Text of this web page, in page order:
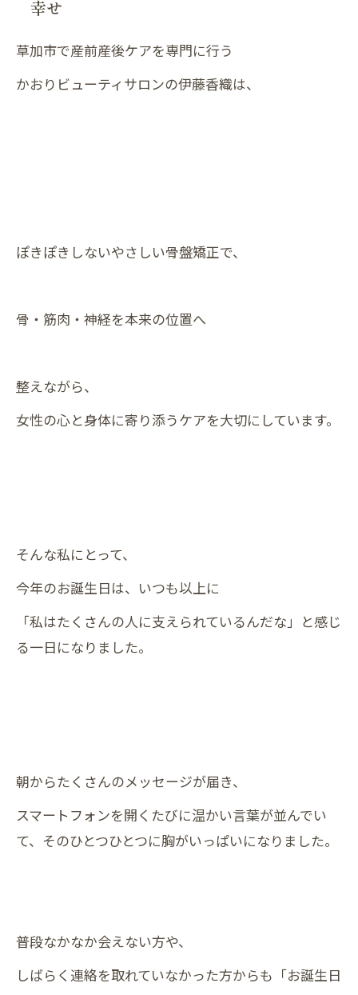
幸せ
草加市で産前産後ケアを専門に行う
かおりビューティサロンの伊藤香織は、
ぽきぽきしないやさしい骨盤矯正で、
骨・筋肉・神経を本来の位置へ
整えながら、
女性の心と身体に寄り添うケアを大切にしています。
そんな私にとって、
今年のお誕生日は、いつも以上に
「私はたくさんの人に支えられているんだな」と感じ
る一日になりました。
朝からたくさんのメッセージが届き、
スマートフォンを開くたびに温かい言葉が並んでい
て、そのひとつひとつに胸がいっぱいになりました。
普段なかなか会えない方や、
しばらく連絡を取れていなかった方からも「お誕生日